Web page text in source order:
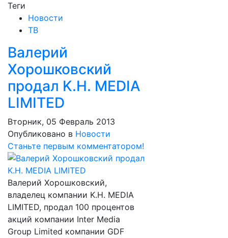
Теги
Новости
ТВ
Валерий
Хорошковский
продал K.H. MEDIA
LIMITED
Вторник, 05 Февраль 2013
Опубликовано в Новости
Станьте первым комментатором!
Валерий Хорошковский,
владелец компании K.H. MEDIA
LIMITED, продал 100 процентов
акций компании Inter Media
Group Limited компании GDF